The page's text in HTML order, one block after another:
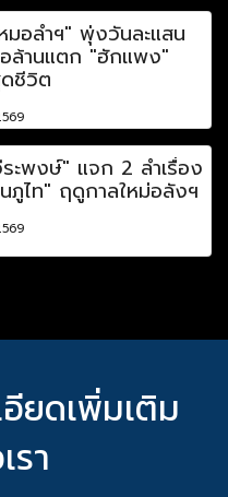
มอลำฯ" พุ่งวันละแสน
ล้านแตก "ฮักแพง"
ชีวิต
ะพงษ์" แจก 2 ลำเรื่อง
ภูไท" ฤดูกาลใหม่อลังฯ
ยดเพิ่มเติม
รา